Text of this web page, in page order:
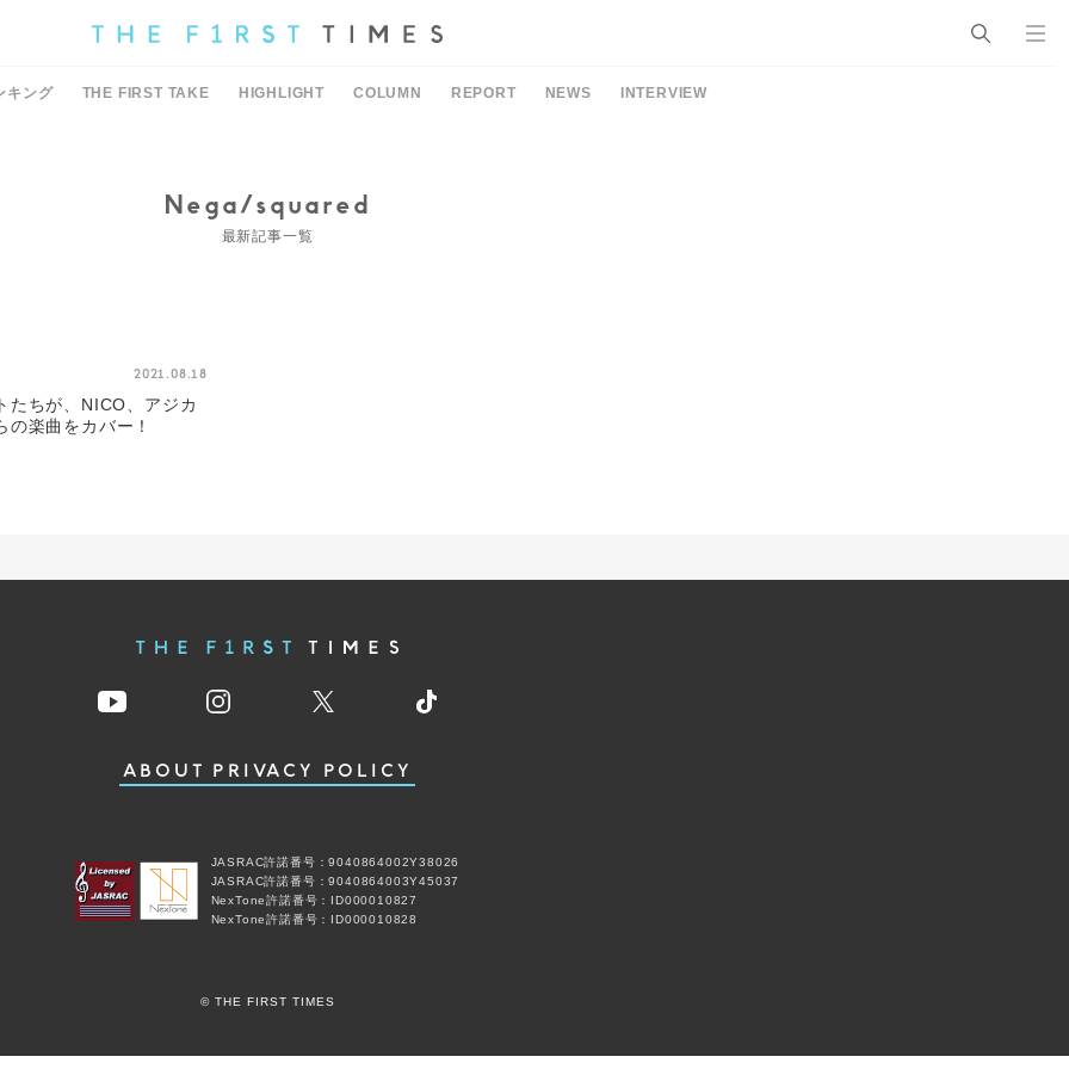
キング THE FIRST TAKE HIGHLIGHT COLUMN REPORT NEWS INTERVIEW
Nega/squared
最新記事一覧
2021.08.18
たちが、NICO、アジカ
の楽曲をカバー！
ABOUT PRIVACY POLICY
JASRAC許諾番号：9040864002Y38026
JASRAC許諾番号：9040864003Y45037
NexTone許諾番号：ID000010827
NexTone許諾番号：ID000010828
© THE FIRST TIMES